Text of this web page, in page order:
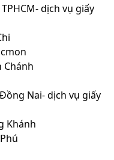
dịch vụ giấy
Chánh
Nai- dịch vụ giấy
Khánh